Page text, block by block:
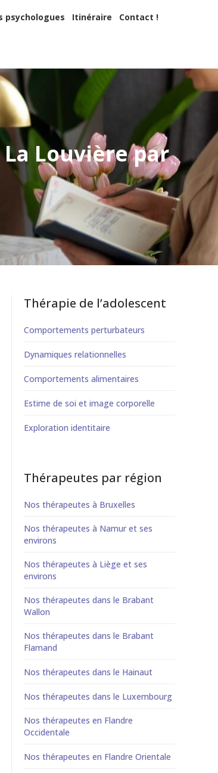
psychologues Itinéraire Contact !
Louvière par
Thérapie de l’adolescent
Comportements perturbateurs
Dynamiques relationnelles
Comportements alimentaires
Estime de soi et image corporelle
Exploration identitaire
Thérapeutes par région
Nos thérapeutes à Bruxelles
Nos thérapeutes à Namur et ses
environs
Nos thérapeutes à Liège et ses
environs
Nos thérapeutes dans le Brabant
Wallon
Nos thérapeutes dans le Brabant
Flamand
Nos thérapeutes dans le Hainaut
Nos thérapeutes dans le Luxembourg
Nos thérapeutes en Flandre
Occidentale
Nos thérapeutes en Flandre Orientale
psychologues Itinéraire Contact !